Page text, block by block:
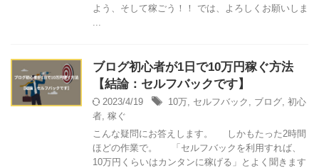
よう、そして稼ごう！！ では、よろしくお願いしま
...
ブログ初心者が1日で10万円稼ぐ方法
【結論：セルフバックです】
2023/4/19 10万, セルフバック , ブログ, 初心
者, 稼ぐ
こんな疑問にお答えします。 しかもたった2時間
ほどの作業で。 「セルフバックを利用すれば、
10万円くらいはカンタンに稼げる」とよく聞きます